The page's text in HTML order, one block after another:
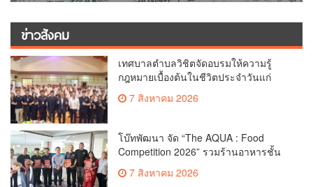
ข่าวสังคม
เทศบาลตำบลวิชิตจัดอบรมให้ความรู้
กฎหมายเบื้องต้นในชีวิตประจำวันแก่
7 สิงหาคม 2026
โบ๊ทพัฒนา จัด “The AQUA : Food
Competition 2026” รวมร้านอาหารชั้น
ศักยภาพ Food Destination ย่านเชิงทะเล
7 สิงหาคม 2026